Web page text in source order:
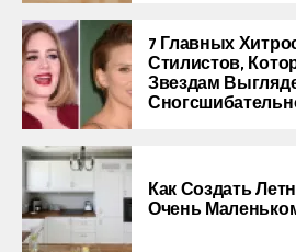
7 Главных
Стилистов,
Звездам
Как Создать
Очень